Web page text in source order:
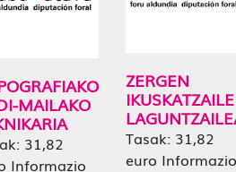
MAILAKO
31,82
Informazio
ZERGEN
IKUSKATZAILE
Tasak: 31,82
euro Informazio